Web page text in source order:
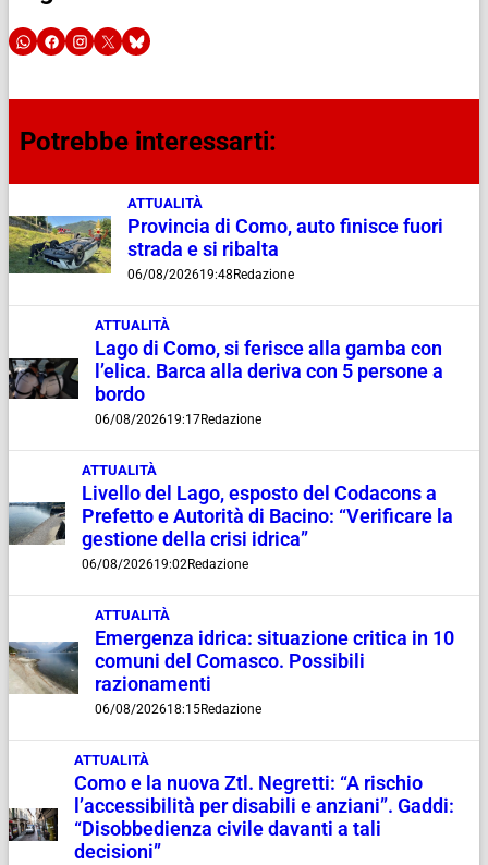
Potrebbe interessarti:
ATTUALITÀ
Provincia di Como, auto finisce fuori
strada e si ribalta
06/08/202619:48 Redazione
ATTUALITÀ
Lago di Como, si ferisce alla gamba con
l’elica. Barca alla deriva con 5 persone a
bordo
06/08/202619:17Redazione
ATTUALITÀ
Livello del Lago, esposto del Codacons a
Prefetto e Autorità di Bacino: “Verificare la
gestione della crisi idrica”
06/08/202619:02Redazione
ATTUALITÀ
Emergenza idrica: situazione critica in 10
comuni del Comasco. Possibili
razionamenti
06/08/202618:15Redazione
ATTUALITÀ
Como e la nuova Ztl. Negretti: “A rischio
l’accessibilità per disabili e anziani”. Gaddi:
“Disobbedienza civile davanti a tali
decisioni”